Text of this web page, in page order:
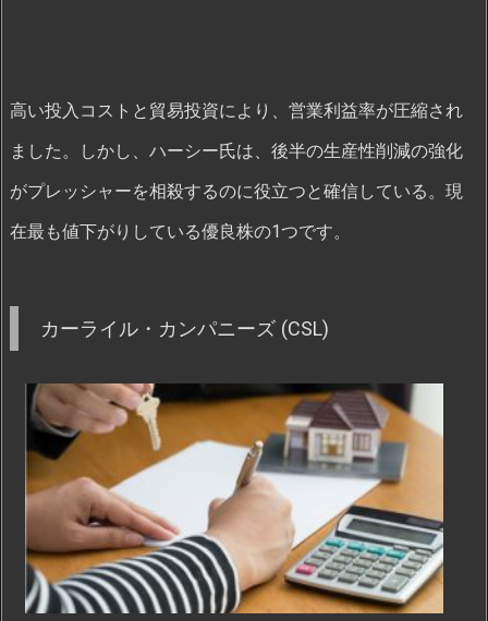
高い投入コストと貿易投資により、営業利益率が圧縮され
ました。しかし、ハーシー氏は、後半の生産性削減の強化
がプレッシャーを相殺するのに役立つと確信している。現
在最も値下がりしている優良株の1つです。
カーライル・カンパニーズ (CSL)